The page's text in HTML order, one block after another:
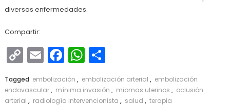
diversas enfermedades.
Compartir:
Copy
Link
EmailFacebook
WhatsApp
Compartir
Tagged embolización , embolización arterial , embolización
endovascular, mínima invasión , miomas uterinos , oclusión
arterial , radiología intervencionista , salud , terapia